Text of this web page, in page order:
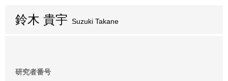
鈴木 貴宇 Suzuki Takane
研究者番号